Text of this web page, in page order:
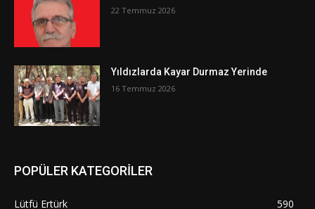
22 Temmuz 2026
Yıldızlarda Kayar Durmaz Yerinde
16 Temmuz 2026
POPÜLER KATEGORİLER
Lütfü Ertürk
590